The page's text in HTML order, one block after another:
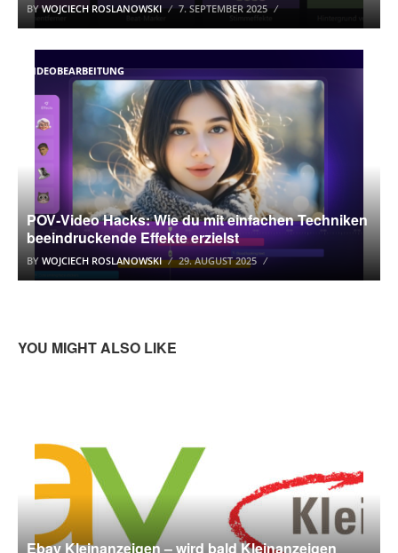
BYWOJCIECH ROSLANOWSKI 7. SEPTEMBER 2025
VIDEOBEARBEITUNG
POV‑Video Hacks: Wie du mit einfachen Techniken
beeindruckende Effekte erzielst
BY WOJCIECH ROSLANOWSKI 29. AUGUST 2025
YOU MIGHT ALSO LIKE
Ebay Kleinanzeigen – wird bald Kleinanzeigen